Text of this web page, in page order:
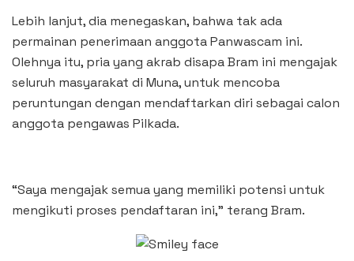
Lebih lanjut, dia menegaskan, bahwa tak ada
permainan penerimaan anggota Panwascam ini.
Olehnya itu, pria yang akrab disapa Bram ini mengajak
seluruh masyarakat di Muna, untuk mencoba
peruntungan dengan mendaftarkan diri sebagai calon
anggota pengawas Pilkada.
“Saya mengajak semua yang memiliki potensi untuk
mengikuti proses pendaftaran ini,” terang Bram.